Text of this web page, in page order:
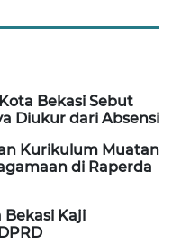
Bekasi Sebut
Diukur dari Absensi
Kurikulum Muatan
di Raperda
Bekasi Kaji